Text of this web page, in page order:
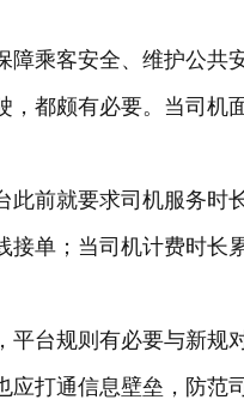
障乘客安全、维护公共
，都颇有必要。当司机
此前就要求司机服务时
接单；当司机计费时长
平台规则有必要与新规
应打通信息壁垒，防范